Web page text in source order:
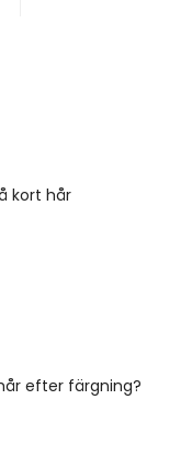
kort hår
efter färgning?